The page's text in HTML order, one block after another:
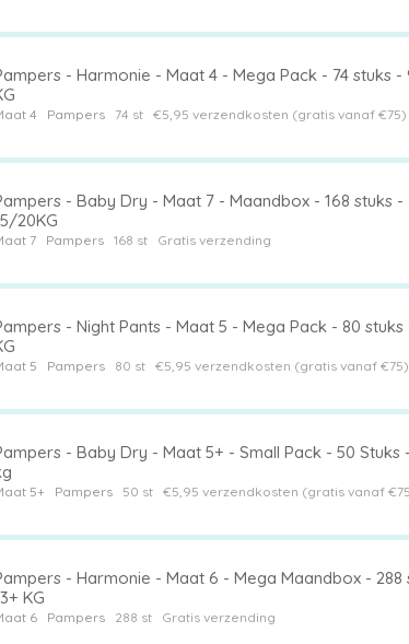
- Harmonie - Maat 4 - Mega Pack - 74 stuks -
4 Pampers74 st €5,95 verzendkosten (gratis vanaf €75)
- Baby Dry - Maat 7 - Maandbox - 168 stuks -
20KG
7 Pampers168 st Gratis verzending
- Night Pants - Maat 5 - Mega Pack - 80 stuks
5 Pampers80 st €5,95 verzendkosten (gratis vanaf €75)
- Baby Dry - Maat 5+ - Small Pack - 50 Stuks -
5+ Pampers50 st €5,95 verzendkosten (gratis vanaf
- Harmonie - Maat 6 - Mega Maandbox - 288
KG
6 Pampers288 st Gratis verzending